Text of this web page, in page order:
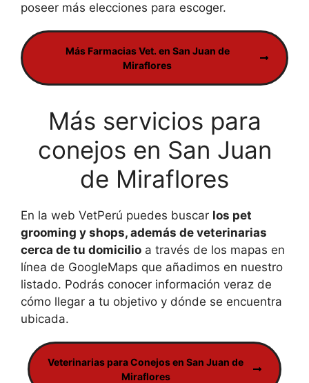
poseer más elecciones para escoger.
Más Farmacias Vet. en San Juan de
Miraflores
Más servicios para
conejos en San Juan
de Miraflores
En la web VetPerú puedes buscar los pet
grooming y shops, además de veterinarias
cerca de tu domicilio a través de los mapas en
línea de GoogleMaps que añadimos en nuestro
listado. Podrás conocer información veraz de
cómo llegar a tu objetivo y dónde se encuentra
ubicada.
Veterinarias para Conejos en San Juan de
Miraflores